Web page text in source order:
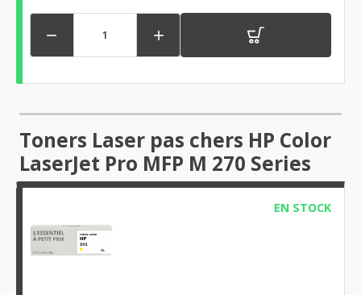
 
Toners Laser pas chers HP Color
LaserJet Pro MFP M 270 Series
EN STOCK